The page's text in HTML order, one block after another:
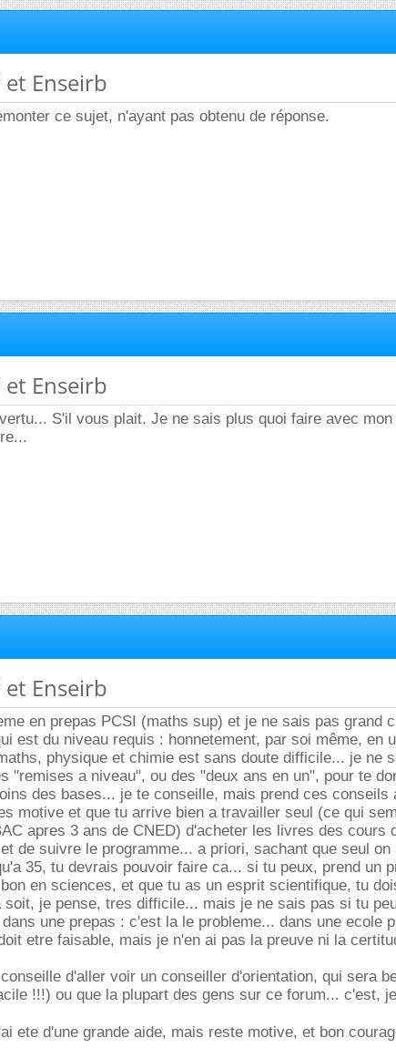
et Enseirb
ce sujet, n'ayant pas obtenu de réponse.
et Enseirb
S'il vous plait. Je ne sais plus quoi faire avec mon
et Enseirb
en prepas PCSI (maths sup) et je ne sais pas grand
est du niveau requis : honnetement, par soi même, en
physique et chimie est sans doute difficile... je ne
"remises a niveau", ou des "deux ans en un", pour te
des bases... je te conseille, mais prend ces conseils
motive et que tu arrive bien a travailler seul (ce qui
apres 3 ans de CNED) d'acheter les livres des cours
de suivre le programme... a priori, sachant que seul on
35, tu devrais pouvoir faire ca... si tu peux, prend un
en sciences, et que tu as un esprit scientifique, tu
soit, je pense, tres difficile... mais je ne sais pas si tu
une prepas : c'est la le probleme... dans une ecole
etre faisable, mais je n'en ai pas la preuve ni la
d'aller voir un conseiller d'orientation, qui sera
!!!) ou que la plupart des gens sur ce forum... c'est,
ete d'une grande aide, mais reste motive, et bon